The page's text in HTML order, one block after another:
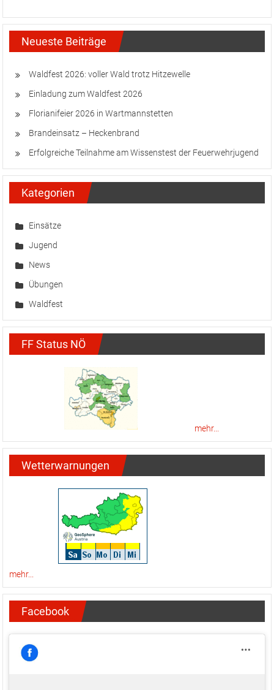
Neueste Beiträge
Waldfest 2026: voller Wald trotz Hitzewelle
Einladung zum Waldfest 2026
Florianifeier 2026 in Wartmannstetten
Brandeinsatz – Heckenbrand
Erfolgreiche Teilnahme am Wissenstest der Feuerwehrjugend
Kategorien
Einsätze
Jugend
News
Übungen
Waldfest
FF Status NÖ
mehr...
Wetterwarnungen
mehr...
Facebook